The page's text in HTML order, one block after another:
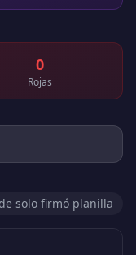
0
Rojas
solo firmó planilla